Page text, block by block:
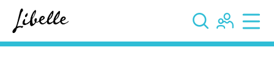
  